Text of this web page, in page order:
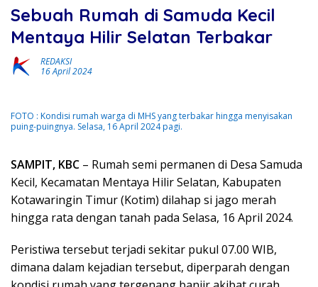
Sebuah Rumah di Samuda Kecil
Mentaya Hilir Selatan Terbakar
REDAKSI
16 April 2024
FOTO : Kondisi rumah warga di MHS yang terbakar hingga menyisakan
puing-puingnya. Selasa, 16 April 2024 pagi.
SAMPIT, KBC – Rumah semi permanen di Desa Samuda
Kecil, Kecamatan Mentaya Hilir Selatan, Kabupaten
Kotawaringin Timur (Kotim) dilahap si jago merah
hingga rata dengan tanah pada Selasa, 16 April 2024.
Peristiwa tersebut terjadi sekitar pukul 07.00 WIB,
dimana dalam kejadian tersebut, diperparah dengan